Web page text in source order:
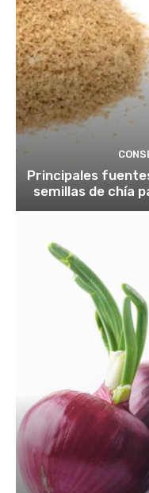
Principales
semillas de chía